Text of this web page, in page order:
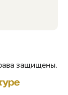
защищены.